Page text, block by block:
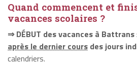
Quand commencent et
vacances scolaires ?
⇒ DÉBUT des vacances à Battrans
après le dernier cours des jours
calendriers.